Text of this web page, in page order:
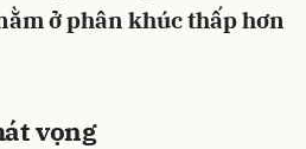
ở phân khúc thấp hơn
vọng